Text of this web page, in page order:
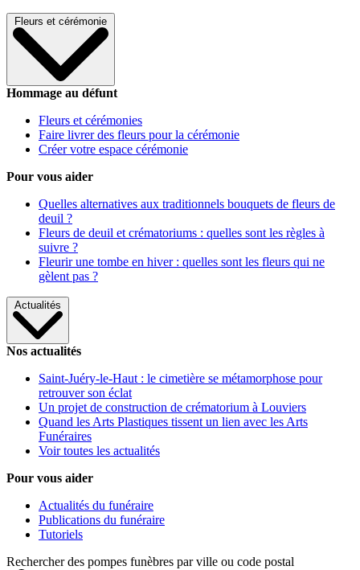
Fleurs et cérémonie
Hommage au défunt
Fleurs et cérémonies
Faire livrer des fleurs pour la cérémonie
Créer votre espace cérémonie
Pour vous aider
Quelles alternatives aux traditionnels bouquets de fleurs de
deuil ?
Fleurs de deuil et crématoriums : quelles sont les règles à
suivre ?
Fleurir une tombe en hiver : quelles sont les fleurs qui ne
gèlent pas ?
Actualités
Nos actualités
Saint-Juéry-le-Haut : le cimetière se métamorphose pour
retrouver son éclat
Un projet de construction de crématorium à Louviers
Quand les Arts Plastiques tissent un lien avec les Arts
Funéraires
Voir toutes les actualités
Pour vous aider
Actualités du funéraire
Publications du funéraire
Tutoriels
Rechercher des pompes funèbres par ville ou code postal